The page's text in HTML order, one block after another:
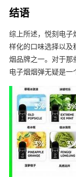
结语
综上所述，悦刻电子
样化的口味选择以及
烟品牌之一。对于那
电子烟烟弹无疑是一